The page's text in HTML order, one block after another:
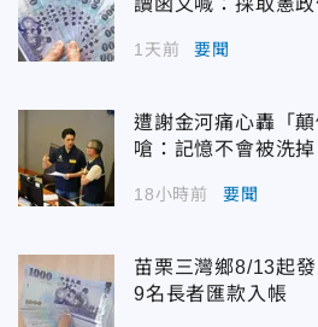
1天前 要聞
遭謝金河痛心轟「
嗆：記憶不會被洗掉
18小時前 要聞
苗栗三灣鄉8/13起
9名長者匯款入帳